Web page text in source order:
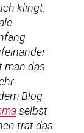
klingt.
man das
Blog
selbst
trat das